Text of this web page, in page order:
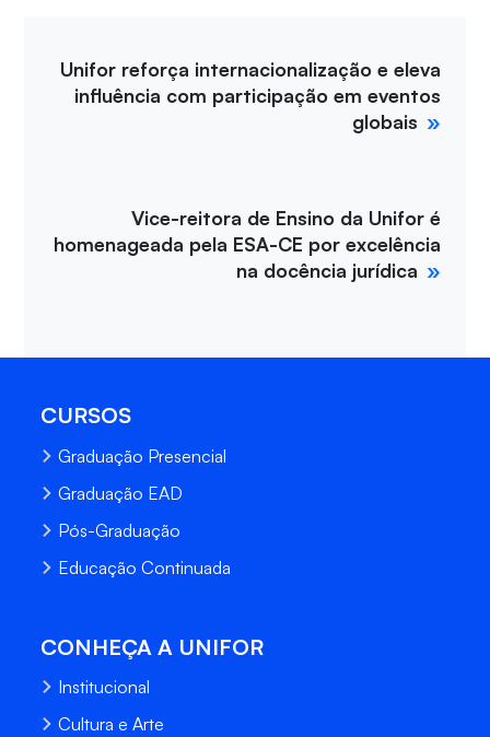
Unifor reforça internacionalização e eleva
influência com participação em eventos
globais
Vice-reitora de Ensino da Unifor é
homenageada pela ESA-CE por excelência
na docência jurídica
CURSOS
Graduação Presencial
Graduação EAD
Pós-Graduação
Educação Continuada
CONHEÇA A UNIFOR
Institucional
Cultura e Arte